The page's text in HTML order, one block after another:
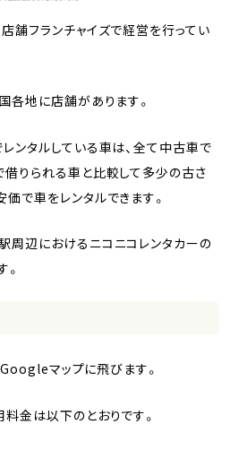
舗フランチャイズで経営を行ってい
各地に店舗があります。
ンタルしている車は、全て中古車で
りられる車と比較して多少の古さ
で車をレンタルできます。
周辺におけるニコニコレンタカーの
。
マップに飛びます。
金は以下のとおりです。